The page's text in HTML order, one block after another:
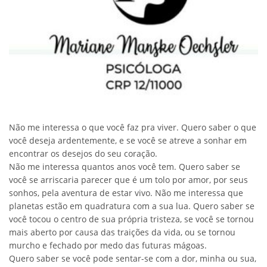
Não me interessa o que você faz pra viver. Quero saber o que
você deseja ardentemente, e se você se atreve a sonhar em
encontrar os desejos do seu coração.
Não me interessa quantos anos você tem. Quero saber se
você se arriscaria parecer que é um tolo por amor, por seus
sonhos, pela aventura de estar vivo. Não me interessa que
planetas estão em quadratura com a sua lua. Quero saber se
você tocou o centro de sua própria tristeza, se você se tornou
mais aberto por causa das traições da vida, ou se tornou
murcho e fechado por medo das futuras mágoas.
Quero saber se você pode sentar-se com a dor, minha ou sua,